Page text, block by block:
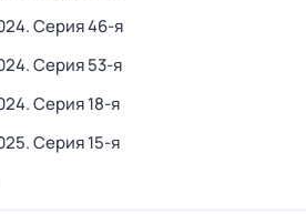
. Серия 46-я
. Серия 53-я
. Серия 18-я
. Серия 15-я